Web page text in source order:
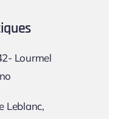
Lourmel
Leblanc,